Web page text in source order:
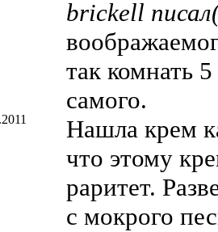
brickell
так комнать
самого.
Нашла крем
что этому
раритет.
с мокрого